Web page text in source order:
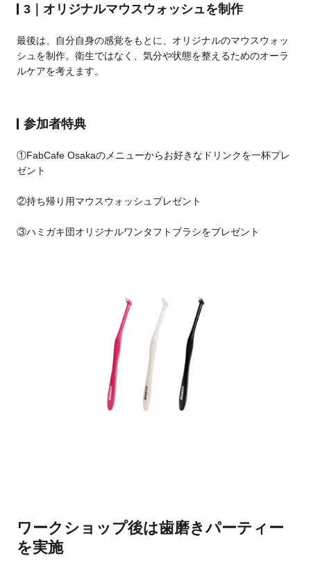
3｜オリジナルマウスウォッシュを制作
最後は、自分自身の感覚をもとに、 オリジナルのマウスウォッ
シュを制作。 衛生ではなく、 気分や状態を整えるためのオーラ
ルケアを考えます。
参加者特典
①FabCafe Osakaのメニューからお好きなドリンクを一杯プレ
ゼント
②持ち帰り用マウスウォッシュプレゼント
③ハミガキ団オリジナルワンタフトブラシをプレゼント
ワークショップ後は歯磨きパーティー
を実施